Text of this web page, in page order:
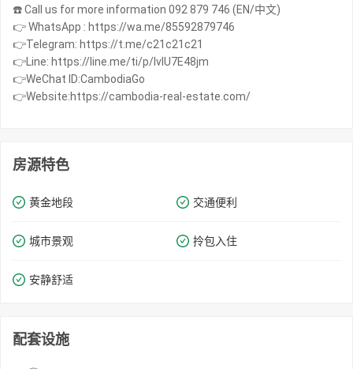
☎️ Call us for more information 092 879 746 (EN/中文)
👉 WhatsApp : https://wa.me/85592879746
👉Telegram: https://t.me/c21c21c21
👉Line: https://line.me/ti/p/IvIU7E48jm
👉WeChat ID:CambodiaGo
👉Website:https://cambodia-real-estate.com/
房源特色
黄金地段 交通便利
城市景观 拎包入住
安静舒适
配套设施